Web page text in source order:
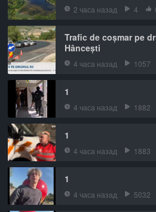
2 часа назад 4
Trafic de coșmar pe
Hâncești
4 часа назад 1057
1
4 часа назад 1882
1
4 часа назад 1883
1
4 часа назад 5032